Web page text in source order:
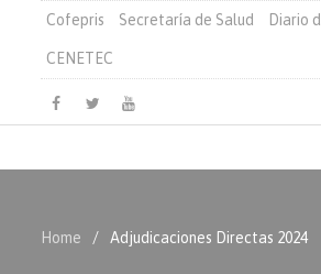
Cofepris Secretaría de Salud Diario
CENETEC
Facebook
TwitterYoutube
Home Adjudicaciones Directas 2024